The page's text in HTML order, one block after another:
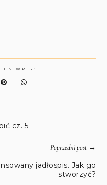
WPIS:
cz. 5
Poprzedni post→
jadłospis. Jak go
stworzyć?